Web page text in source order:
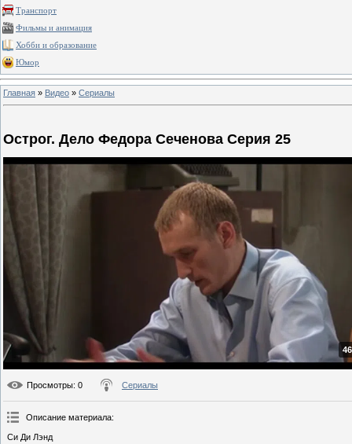
Транспорт
Фильмы и анимация
Хобби и образование
Юмор
Главная » Видео » Сериалы
Острог. Дело Федора Сеченова Серия 25
Просмотры: 0 Сериалы
Описание материала:
Си Ди Лэнд